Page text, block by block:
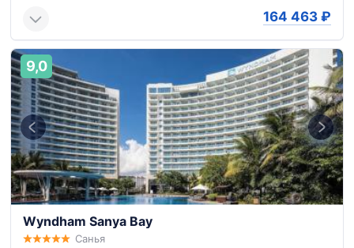
164 463 ₽
9,0
Wyndham Sanya Bay
Санья